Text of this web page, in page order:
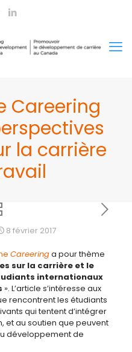
Careering
la carrière
8 février 2017
Careeringa pour thème
sur la carrière et le
internationaux
». L’article s’intéresse aux
rencontrent les étudiants
qui tentent d’intégrer
et au soutien que peuvent
développement de